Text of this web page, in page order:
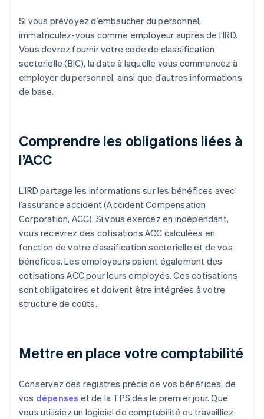
Si vous prévoyez d’embaucher du personnel,
immatriculez-vous comme employeur auprès de l’IRD.
Vous devrez fournir votre code de classification
sectorielle (BIC), la date à laquelle vous commencez à
employer du personnel, ainsi que d’autres informations
de base.
Comprendre les obligations liées à
l’ACC
L’IRD partage les informations sur les bénéfices avec
l’assurance accident (Accident Compensation
Corporation, ACC). Si vous exercez en indépendant,
vous recevrez des cotisations ACC calculées en
fonction de votre classification sectorielle et de vos
bénéfices. Les employeurs paient également des
cotisations ACC pour leurs employés. Ces cotisations
sont obligatoires et doivent être intégrées à votre
structure de coûts.
Mettre en place votre comptabilité
Conservez des registres précis de vos bénéfices, de
vos dépenses et de la TPS dès le premier jour. Que
vous utilisiez un logiciel de comptabilité ou travailliez